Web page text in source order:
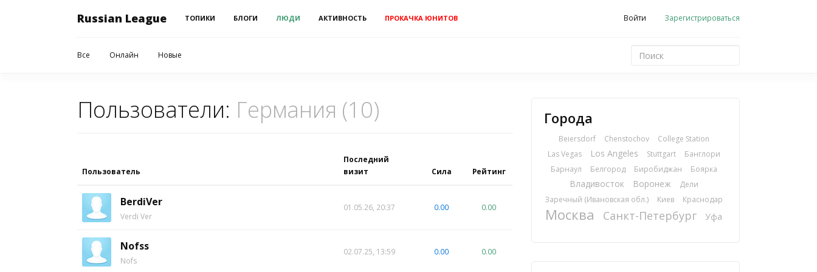
Russian League ТОПИКИ БЛОГИ ЛЮДИ АКТИВНОСТЬ ПРОКАЧКА ЮНИТОВ Войти Зарегистрироваться
Все Онлайн Новые
Пользователи: Германия (10)
Пользователь
Последний
визит
Сила Рейтинг
BerdiVer
Verdi Ver
01.05.26, 20:37 0.00 0.00
Nofss
Nofs
02.07.25, 13:59 0.00 0.00
Города
Beiersdorf Chenstochov
College Station
Las Vegas
Los Angeles Stuttgart
Банглори
Барнаул
Белгород Биробиджан Боярка
Владивосток Воронеж
Дели
Заречный (Ивановская обл.)
Киев Краснодар
Москва Санкт-Петербург Уфа